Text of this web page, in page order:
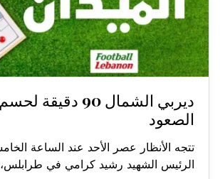
ديربي الشمال 90
الصعود
تتجه الأنظار عصر الأحد عند الساعة
الرئيس الشهيد رشيد كرامي في